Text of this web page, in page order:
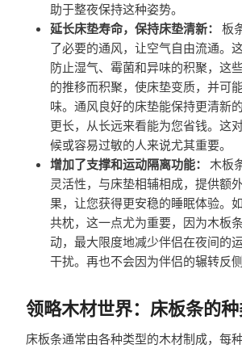
助于整夜保持这种姿势。
延长床垫寿命，保持床垫清新：
板
了必要的通风，让空气自由流通。
防止湿气、霉菌和异味的积聚，这
的推移而积聚，使床垫变质，并可
味。通风良好的床垫能保持更清新
更长，从长远来看能为您省钱。这
候或容易过敏的人来说尤其重要。
增加了支撑和运动隔离功能：
木板
灵活性，与床垫相辅相成，提供额
果，让您获得更安稳的睡眠体验。
共枕，这一点尤为重要，因为木板
动，最大限度地减少伴侣在夜间的
干扰。再也不会因为伴侣的辗转反侧
领略木材世界：床板条的
床板条通常由各种类型的木材制成，每